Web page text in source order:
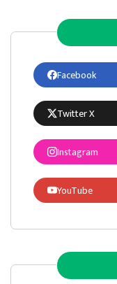
Facebook
Twitter X
Instagram
YouTube